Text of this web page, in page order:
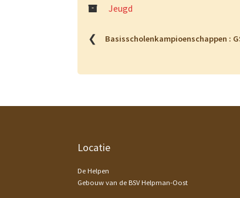
Jeugd
❮
Basisscholenkampioenschappen :
Locatie
De Helpen
Gebouw van de BSV Helpman-Oost